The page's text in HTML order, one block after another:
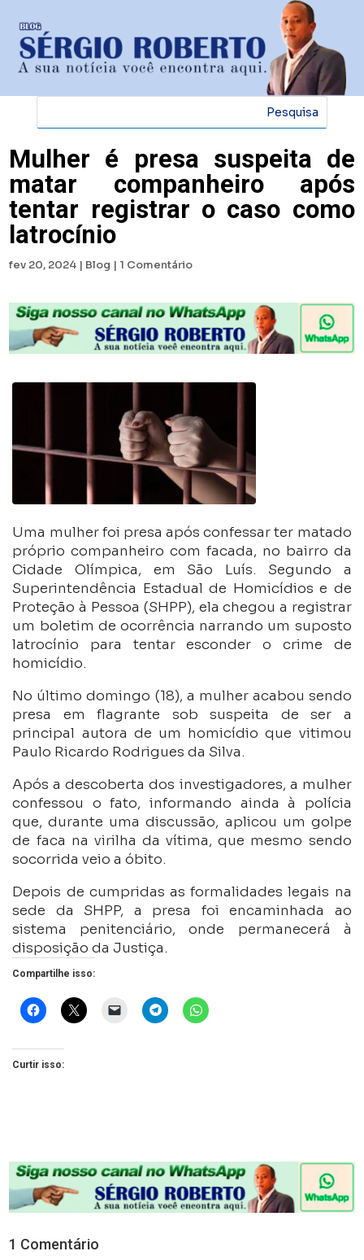
Mulher é presa suspeita de
matar companheiro após
tentar registrar o caso como
latrocínio
fev 20, 2024 | Blog | 1 Comentário
Uma mulher foi presa após confessar ter matado
próprio companheiro com facada, no bairro da
Cidade Olímpica, em São Luís. Segundo a
Superintendência Estadual de Homicídios e de
Proteção à Pessoa (SHPP), ela chegou a registrar
um boletim de ocorrência narrando um suposto
latrocínio para tentar esconder o crime de
homicídio.
No último domingo (18), a mulher acabou sendo
presa em flagrante sob suspeita de ser a
principal autora de um homicídio que vitimou
Paulo Ricardo Rodrigues da Silva.
Após a descoberta dos investigadores, a mulher
confessou o fato, informando ainda à polícia
que, durante uma discussão, aplicou um golpe
de faca na virilha da vítima, que mesmo sendo
socorrida veio a óbito.
Depois de cumpridas as formalidades legais na
sede da SHPP, a presa foi encaminhada ao
sistema penitenciário, onde permanecerá à
disposição da Justiça.
Compartilhe isso:
Curtir isso:
1 Comentário